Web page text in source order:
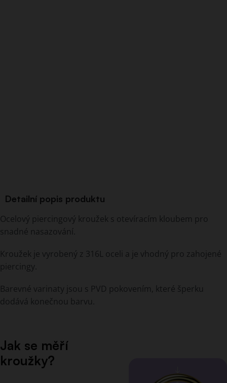
Detailní popis produktu
Ocelový piercingový kroužek s otevíracím kloubem pro
snadné nasazování.
Kroužek je vyrobený z 316L oceli a je vhodný pro zahojené
piercingy.
Barevné varinaty jsou s PVD pokovením, které šperku
dodává konečnou barvu.
Jak se měří
kroužky?